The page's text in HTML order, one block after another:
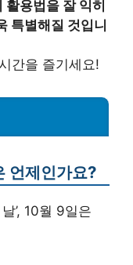
활용법을 잘 익히
특별해질 것입니
간을 즐기세요!
언제인가요?
’, 10월 9일은